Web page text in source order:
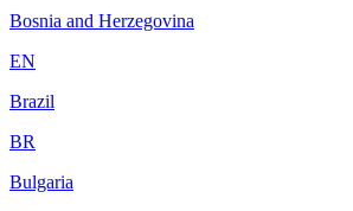
Bosnia and Herzegovina
EN
Brazil
BR
Bulgaria